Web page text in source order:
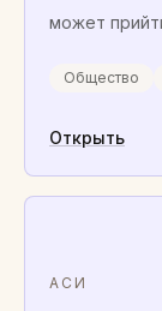
может
Общество
Открыть
АСИ